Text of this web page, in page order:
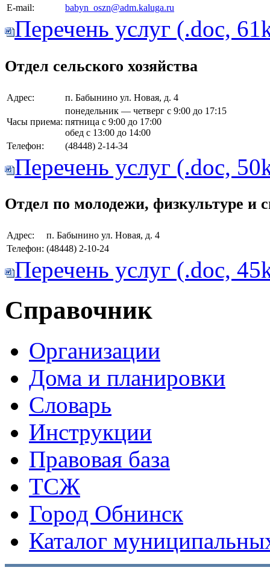
E-mail:
babyn_oszn@adm.kaluga.ru
Перечень услуг (.doc,
Отдел сельского хозяйства
Адрес: п. Бабынино ул. Новая, д. 4
Часы приема:
понедельник — четверг с 9:00 до 17:15
пятница с 9:00 до 17:00
обед с 13:00 до 14:00
Телефон:
(48448) 2-14-34
Перечень услуг (.doc,
Отдел по молодежи, физкультуре и
Адрес:
п. Бабынино ул. Новая, д. 4
Телефон: (48448) 2-10-24
Перечень услуг (.doc,
Справочник
Организации
Дома и планировки
Словарь
Инструкции
Правовая база
ТСЖ
Город Обнинск
Каталог